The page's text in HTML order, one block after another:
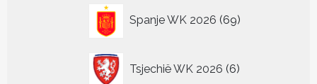
Spanje WK 2026 69
producten
Tsjechië WK 2026 6
producten